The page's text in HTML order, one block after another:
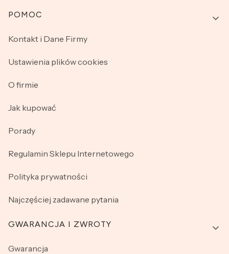
Linki w stopce
POMOC
Kontakt i Dane Firmy
Ustawienia plików cookies
O firmie
Jak kupować
Porady
Regulamin Sklepu Internetowego
Polityka prywatności
Najczęściej zadawane pytania
GWARANCJA I ZWROTY
Gwarancja